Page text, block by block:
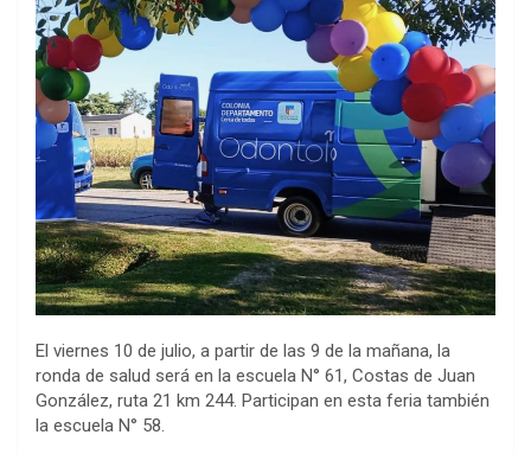
El viernes 10 de julio, a partir de las 9 de la mañana, la
ronda de salud será en la escuela N° 61, Costas de Juan
González, ruta 21 km 244. Participan en esta feria también
la escuela N° 58.